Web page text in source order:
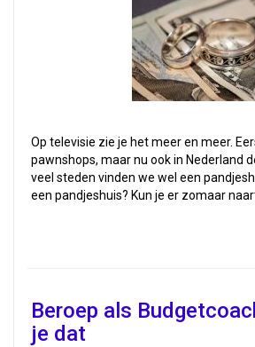
Op televisie zie je het meer en meer.
pawnshops, maar nu ook in Nederland
veel steden vinden we wel een
een pandjeshuis? Kun je er zomaar
Beroep als
je dat